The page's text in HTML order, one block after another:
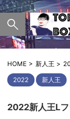
HOME > 新人王 >
2022 新人王
2022新人王L